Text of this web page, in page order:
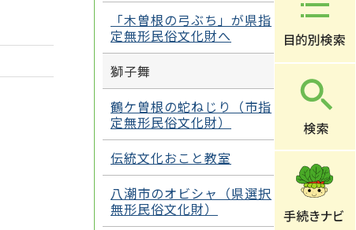
「木曽根の弓ぶち」が県指
定無形民俗文化財へ
獅子舞
鶴ケ曽根の蛇ねじり（市指
定無形民俗文化財）
伝統文化おこと教室
八潮市のオビシャ（県選択
無形民俗文化財）